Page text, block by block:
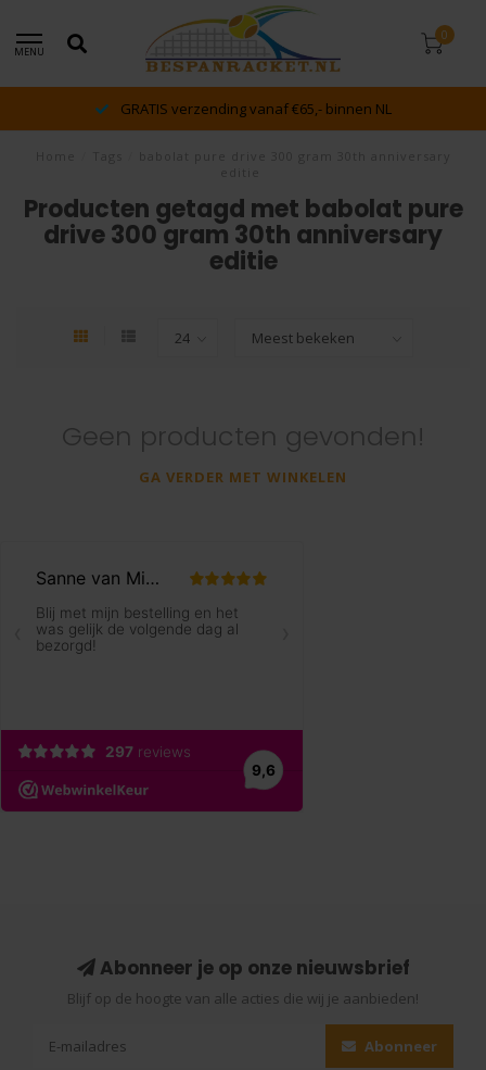
MENU
0
GRATIS verzending vanaf €65,- binnen NL
Producten getagd met babolat pure
drive 300 gram 30th anniversary
editie
Geen producten gevonden!
GA VERDER MET WINKELEN
Abonneer je op onze nieuwsbrief
Blijf op de hoogte van alle acties die wij je aanbieden!
Abonneer